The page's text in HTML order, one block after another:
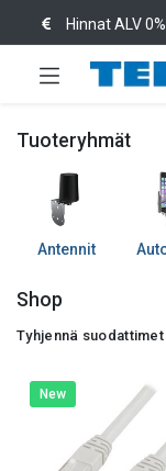
Hinnat ALV 0%
Tuoteryhmät
Antennit
Shop
Tyhjennä suodattimet
New